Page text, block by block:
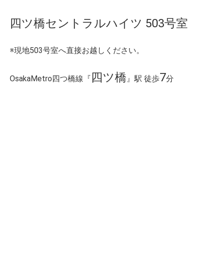
四ツ橋セントラルハイツ 503号室
※現地503号室へ直接お越しください。
OsakaMetro四つ橋線『 四ツ橋』駅 徒歩7分